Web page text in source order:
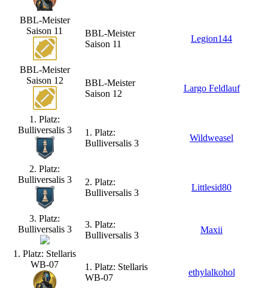
BBL-Meister
Saison 11
BBL-Meister
Saison 11
Legion144
BBL-Meister
Saison 12
BBL-Meister
Saison 12
Largo Feldlauf
1. Platz:
Bulliversalis 3
1. Platz:
Bulliversalis 3
Wildweasel
2. Platz:
Bulliversalis 3
2. Platz:
Bulliversalis 3
Littlesid80
3. Platz:
Bulliversalis 3
3. Platz:
Bulliversalis 3
Maxii
1. Platz: Stellaris
WB-07
1. Platz: Stellaris
WB-07
ethylalkohol